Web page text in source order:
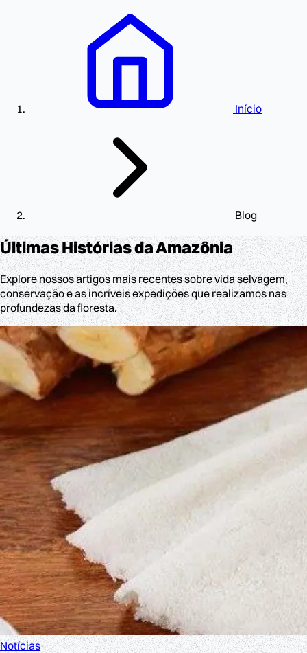
Início
Blog
Últimas Históriasda Amazônia
Explore nossos artigos mais recentes sobre vida selvagem,
conservação e as incríveis expedições que realizamos nas
profundezas da floresta.
Notícias